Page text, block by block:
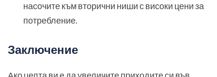
насочите към вторични ниши с високи цени за
потребление.
Заключение